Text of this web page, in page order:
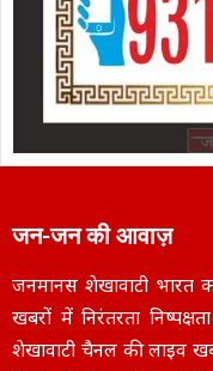
जन-जन की आवाज़
जनमानस शेखावाटी भारत
खबरों में निरंतरता
शेखावाटी चैनल की लाइव